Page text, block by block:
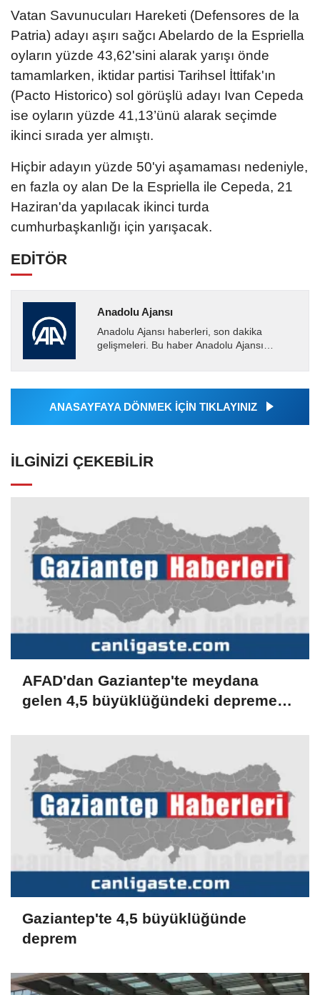
Vatan Savunucuları Hareketi (Defensores de la
Patria) adayı aşırı sağcı Abelardo de la Espriella
oyların yüzde 43,62'sini alarak yarışı önde
tamamlarken, iktidar partisi Tarihsel İttifak'ın
(Pacto Historico) sol görüşlü adayı Ivan Cepeda
ise oyların yüzde 41,13’ünü alarak seçimde
ikinci sırada yer almıştı.
Hiçbir adayın yüzde 50'yi aşamaması nedeniyle,
en fazla oy alan De la Espriella ile Cepeda, 21
Haziran'da yapılacak ikinci turda
cumhurbaşkanlığı için yarışacak.
EDİTÖR
Anadolu Ajansı
Anadolu Ajansı haberleri, son dakika
gelişmeleri. Bu haber Anadolu Ajansı
tarafından geçilen tüm...
ANASAYFAYA DÖNMEK İÇİN TIKLAYINIZ
İLGINIZI ÇEKEBILIR
AFAD'dan Gaziantep'te meydana
gelen 4,5 büyüklüğündeki depreme
Gaziantep'te 4,5 büyüklüğünde
deprem